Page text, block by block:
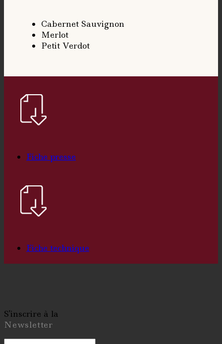
Cabernet Sauvignon
Merlot
Petit Verdot
Fiche presse
Fiche technique
S'inscrire à la
Newsletter